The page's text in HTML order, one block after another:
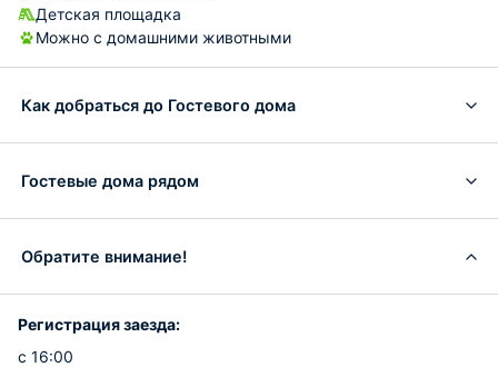
Детская площадка
Можно с домашними животными
Как добраться до Гостевого дома
Гостевые дома рядом
Обратите внимание!
Регистрация заезда:
с 16:00